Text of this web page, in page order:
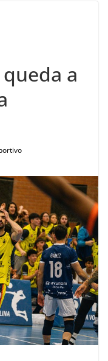
a